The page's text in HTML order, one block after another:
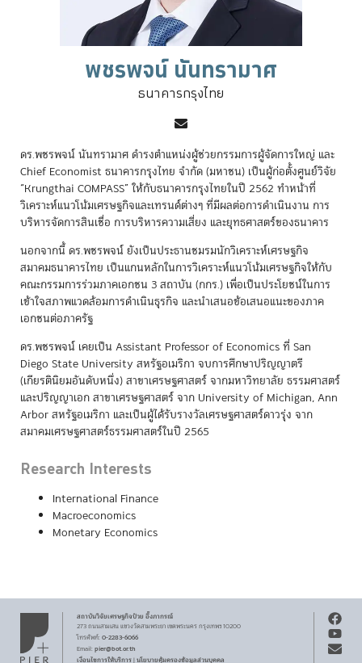
พชรพจน์ นันทรามาศ
ธนาคารกรุงไทย
ดร.พชรพจน์ นันทรามาศ ดำรงตำแหน่งผู้ช่วยกรรมการผู้จัดการใหญ่ และ
Chief Economist ธนาคารกรุงไทย จำกัด (มหาชน) เป็นผู้ก่อตั้งศูนย์วิจัย
“Krungthai COMPASS” ให้กับธนาคารกรุงไทยในปี 2562 ทำหน้าที่
วิเคราะห์แนวโน้มเศรษฐกิจและเทรนด์ต่างๆ ที่มีผลต่อการดำเนินงาน การ
บริหารจัดการสินเชื่อ การบริหารความเสี่ยง และยุทธศาสตร์ของธนาคาร
นอกจากนี้ ดร.พชรพจน์ ยังเป็นประธานชมรมนักวิเคราะห์เศรษฐกิจ
สมาคมธนาคารไทย เป็นแกนหลักในการวิเคราะห์แนวโน้มเศรษฐกิจให้กับ
คณะกรรมการร่วมภาคเอกชน 3 สถาบัน (กกร.) เพื่อเป็นประโยชน์ในการ
เข้าใจสภาพแวดล้อมการดำเนินธุรกิจ และนำเสนอข้อเสนอแนะของภาค
เอกชนต่อภาครัฐ
ดร.พชรพจน์ เคยเป็น Assistant Professor of Economics ที่ San
Diego State University สหรัฐอเมริกา จบการศึกษาปริญญาตรี
(เกียรตินิยมอันดับหนึ่ง) สาขาเศรษฐศาสตร์ จากมหาวิทยาลัย ธรรมศาสตร์
และปริญญาเอก สาขาเศรษฐศาสตร์ จาก University of Michigan, Ann
Arbor สหรัฐอเมริกา และเป็นผู้ได้รับรางวัลเศรษฐศาสตร์ดาวรุ่ง จาก
สมาคมเศรษฐศาสตร์ธรรมศาสตร์ในปี 2565
Research Interests
International Finance
Macroeconomics
Monetary Economics
สถาบันวิจัยเศรษฐกิจป๋วย อึ๊งภากรณ์
273 ถนนสามเสนแขวงวัดสามพระยาเขตพระนครกรุงเทพฯ 10200
โทรศัพท์: 0-2283-6066
Email: pier@bot.or.th
เงื่อนไขการให้บริการ|นโยบายคุ้มครองข้อมูลส่วนบุคคล